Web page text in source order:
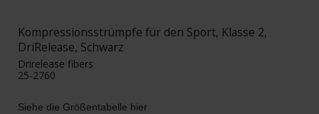
Kompressionsstrümpfe für den Sport, Klasse 2,
DriRelease, Schwarz
Drirelease fibers
25-2760
Siehe die Größentabelle hier